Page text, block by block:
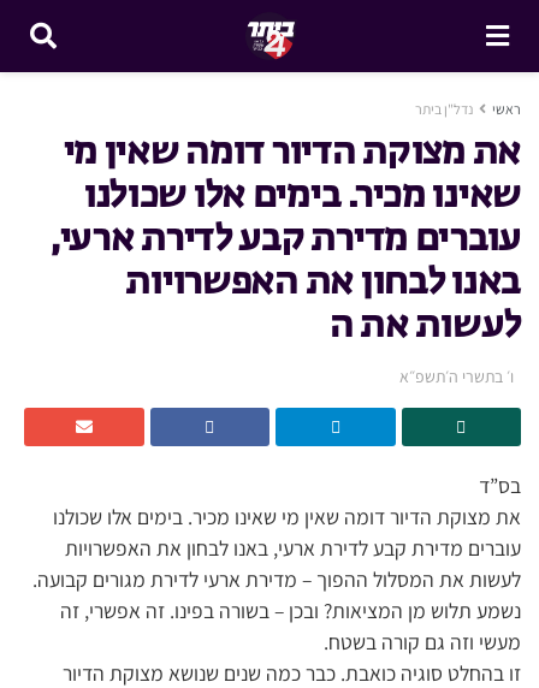
ראשי נדל"ן ביתר
את מצוקת הדיור דומה שאין מי
שאינו מכיר. בימים אלו שכולנו
עוברים מדירת קבע לדירת ארעי,
באנו לבחון את האפשרויות
לעשות את ה
ו׳ בתשרי ה׳תשפ״א
בס”ד
את מצוקת הדיור דומה שאין מי שאינו מכיר. בימים אלו שכולנו
עוברים מדירת קבע לדירת ארעי, באנו לבחון את האפשרויות
לעשות את המסלול ההפוך – מדירת ארעי לדירת מגורים קבועה.
נשמע תלוש מן המציאות? ובכן – בשורה בפינו. זה אפשרי, זה
מעשי וזה גם קורה בשטח.
זו בהחלט סוגיה כואבת. כבר כמה שנים שנושא מצוקת הדיור